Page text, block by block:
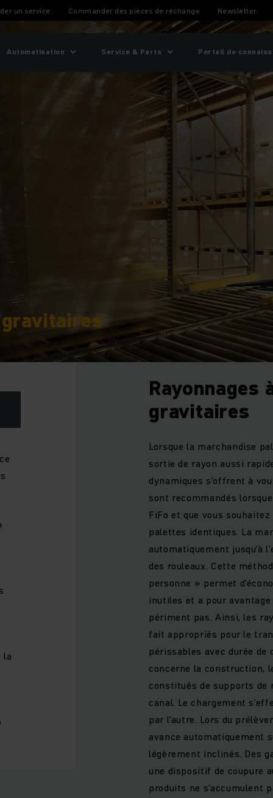
un service Commander des pièces de réchange Newsletter
Automatisation Service & Parts Portail de
la
Rayonnages
gravitaires
Lorsque la marchandise
sortie de rayon aussi
dynamiques s’offrent à
sont recommandés
FiFo et que vous
palettes identiques. La
automatiquement jusqu’à
des rouleaux. Cette
personne » permet
inutiles et a pour
périment pas. Ainsi, les
fait appropriés pour le
périssables avec durée
concerne la construction,
constitués de supports de
canal. Le chargement
par l’autre. Lors du
avance automatiquement
légèrement inclinés. Des
une dispositif de coupure
produits ne s’accumulent